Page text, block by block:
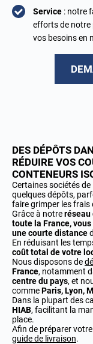
Service : notre
efforts de notre
vos besoins en
DES DÉPÔTS
RÉDUIRE VOS
CONTENEURS
Certaines sociétés
quelques dépôts,
faire grimper les frais
Grâce à notreréseau
toute la France,
une courte distance
En réduisant les
coût total de votre
Nous disposons de
France, notamment
centre du pays, et
commeParis, Lyon,
Dans la plupart des
HIAB, facilitant la
place.
Afin de préparer
guide de livraison.